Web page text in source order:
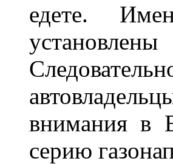
едете.
внимания в
серию